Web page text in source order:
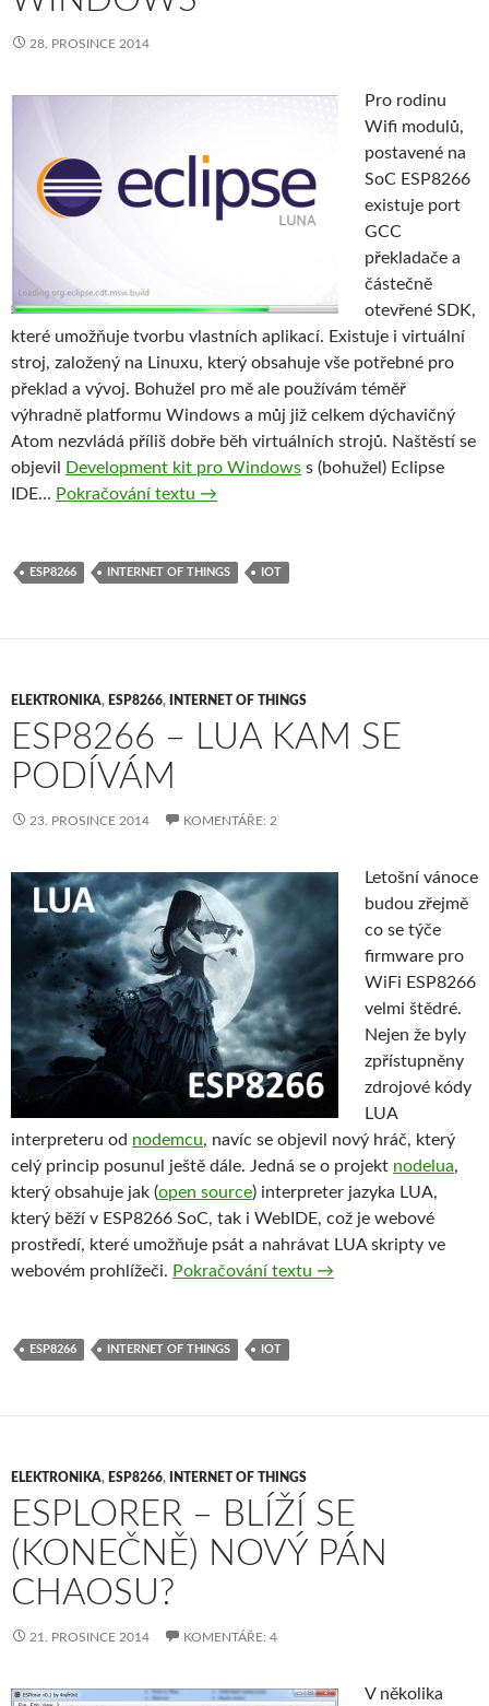
28. PROSINCE 2014
Pro rodinu
Wifi modulů,
postavené na
SoC ESP8266
existuje port
GCC
překladače a
částečně
otevřené SDK,
které umožňuje tvorbu vlastních aplikací. Existuje i virtuální
stroj, založený na Linuxu, který obsahuje vše potřebné pro
překlad a vývoj. Bohužel pro mě ale používám téměř
výhradně platformu Windows a můj již celkem dýchavičný
Atom nezvládá příliš dobře běh virtuálních strojů. Naštěstí se
objevil
Development kit pro Windows s (bohužel) Eclipse
IDE… Pokračování textu ESP8266 – Jak na překlad aplikací
→
ESP8266 INTERNET OF THINGS IOT
ELEKTRONIKA, ESP8266, INTERNET OF THINGS
ESP8266 – LUA KAM SE
PODÍVÁM
23. PROSINCE 2014 KOMENTÁŘE: 2
Letošní vánoce
budou zřejmě
co se týče
firmware pro
WiFi ESP8266
velmi štědré.
Nejen že byly
zpřístupněny
zdrojové kódy
LUA
interpreteru od nodemcu, navíc se objevil nový hráč, který
celý princip posunul ještě dále. Jedná se o projekt nodelua,
který obsahuje jak (open source) interpreter jazyka LUA,
který běží v ESP8266 SoC, tak i WebIDE, což je webové
prostředí, které umožňuje psát a nahrávat LUA skripty ve
webovém prohlížeči. Pokračování textu ESP8266 – LUA kam
→
ESP8266 INTERNET OF THINGS IOT
ELEKTRONIKA, ESP8266, INTERNET OF THINGS
ESPLORER – BLÍŽÍ SE
(KONEČNĚ) NOVÝ PÁN
CHAOSU?
21. PROSINCE 2014 KOMENTÁŘE: 4
V několika